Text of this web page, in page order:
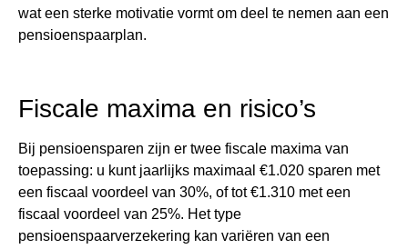
wat een sterke motivatie vormt om deel te nemen aan een
pensioenspaarplan​​.
Fiscale maxima en risico’s
Bij pensioensparen zijn er twee fiscale maxima van
toepassing: u kunt jaarlijks maximaal €1.020 sparen met
een fiscaal voordeel van 30%, of tot €1.310 met een
fiscaal voordeel van 25%. Het type
pensioenspaarverzekering kan variëren van een